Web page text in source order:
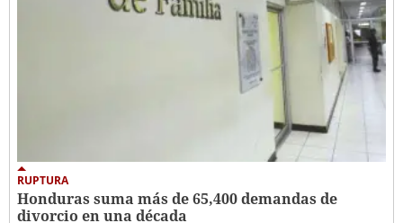
RUPTURA
Honduras suma más de 65,400 demandas de
divorcio en una década